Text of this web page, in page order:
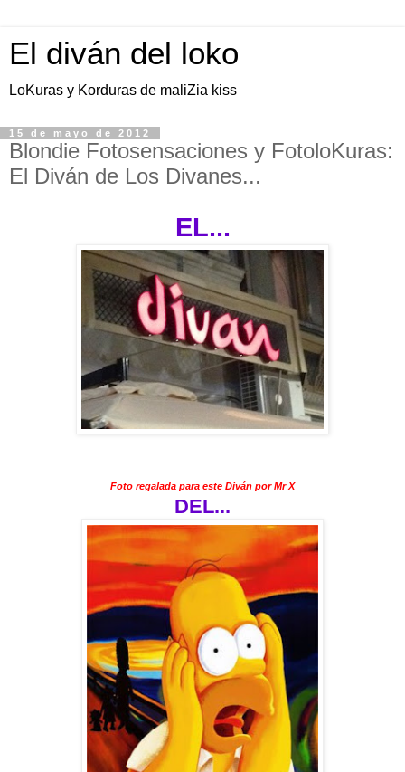
El diván del loko
LoKuras y Korduras de maliZia kiss
15 de mayo de 2012
Blondie Fotosensaciones y FotoloKuras:
El Diván de Los Divanes...
EL...
Foto regalada para este Diván porMr X
DEL...